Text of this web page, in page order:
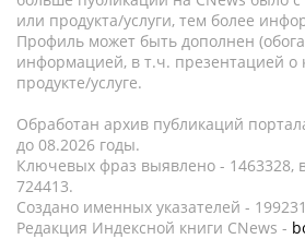
или продукта/услуги, тем более
Профиль может быть дополнен
информацией, в т.ч. презентацией о
продукте/услуге.
Обработан архив публикаций
до 08.2026 годы.
Ключевых фраз выявлено - 1463328,
724413.
Создано именных указателей -
Редакция Индексной книги CNews -